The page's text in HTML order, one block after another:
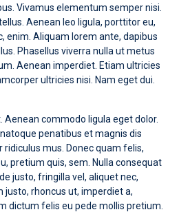
Vivamus elementum semper nisi.
Aenean leo ligula, porttitor eu,
enim. Aliquam lorem ante, dapibus
Phasellus viverra nulla ut metus
Aenean imperdiet. Etiam ultricies
ultricies nisi. Nam eget dui.
Aenean commodo ligula eget dolor.
penatibus et magnis dis
mus. Donec quam felis,
pretium quis, sem. Nulla consequat
justo, fringilla vel, aliquet nec,
justo, rhoncus ut, imperdiet a,
dictum felis eu pede mollis pretium.